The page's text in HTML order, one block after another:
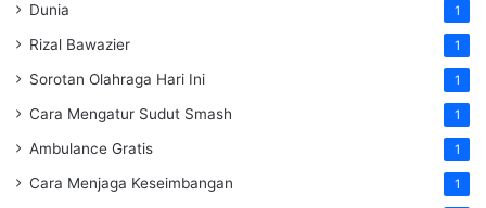
Dunia 1
Rizal Bawazier 1
Sorotan Olahraga Hari Ini 1
Cara Mengatur Sudut Smash 1
Ambulance Gratis 1
Cara Menjaga Keseimbangan 1